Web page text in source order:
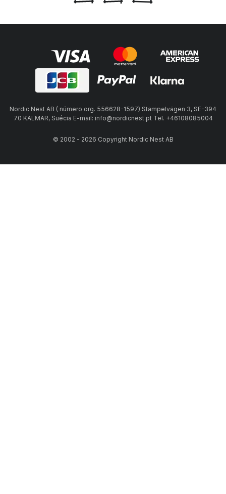
Nordic Nest AB ( número org. 556628-1597) Stämpelvägen 3, SE-394
70 KALMAR, Suécia E-mail: info@nordicnest.pt Tel. +46108085004
© 2002 - 2026 Copyright Nordic Nest AB